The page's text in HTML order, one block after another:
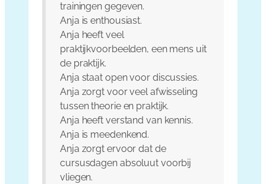
trainingen gegeven.
Anja is enthousiast.
Anja heeft veel
praktijkvoorbeelden, een mens uit
de praktijk.
Anja staat open voor discussies.
Anja zorgt voor veel afwisseling
tussen theorie en praktijk.
Anja heeft verstand van kennis.
Anja is meedenkend.
Anja zorgt ervoor dat de
cursusdagen absoluut voorbij
vliegen.